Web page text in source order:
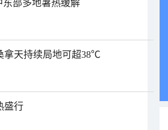
东部多地暑热缓解
拿天持续局地可超38℃
盛行